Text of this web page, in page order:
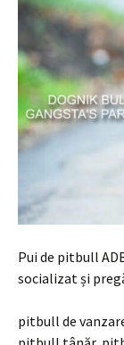
Pui de pitbull
socializat și
pitbull de